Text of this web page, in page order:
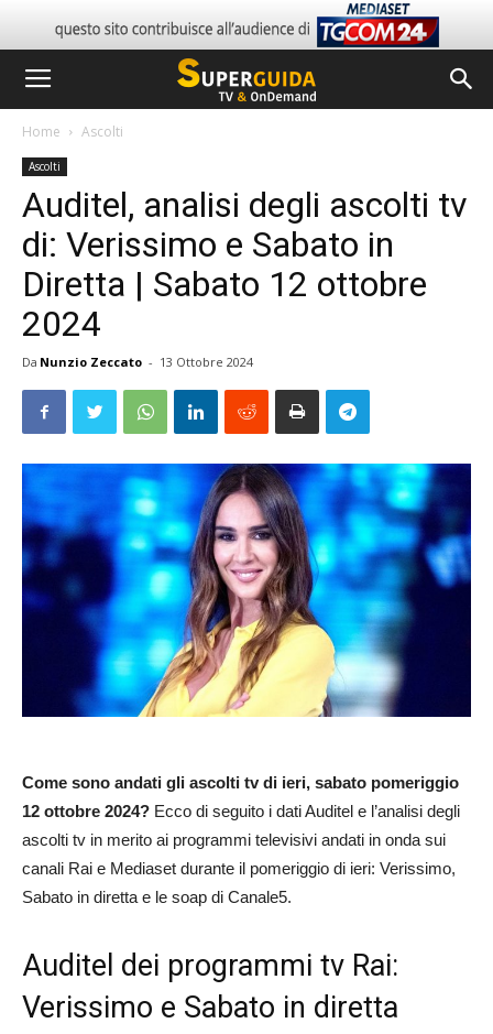
Home Ascolti
Ascolti
Auditel, analisi degli ascolti tv
di: Verissimo e Sabato in
Diretta | Sabato 12 ottobre
2024
Da Nunzio Zeccato - 13 Ottobre 2024
Come sono andati gli ascolti tv di ieri, sabato pomeriggio
12 ottobre 2024? Ecco di seguito i dati Auditel e l’analisi degli
ascolti tv in merito ai programmi televisivi andati in onda sui
canali Rai e Mediaset durante il pomeriggio di ieri: Verissimo,
Sabato in diretta e le soap di Canale5.
Auditel dei programmi tv Rai:
Verissimo e Sabato in diretta